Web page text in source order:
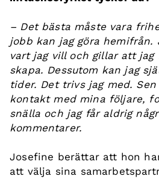
– Det bästa måste vara
jobb kan jag göra hemifrån.
vart jag vill och gillar att jag
skapa. Dessutom kan jag
tider. Det trivs jag med.
kontakt med mina följare,
snälla och jag får aldrig
kommentarer.
Josefine berättar att hon
att välja sina